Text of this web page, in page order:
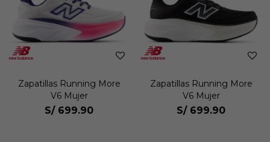
Zapatillas Running More
V6 Mujer
S/ 699.90
Zapatillas Running More
V6 Mujer
S/ 699.90